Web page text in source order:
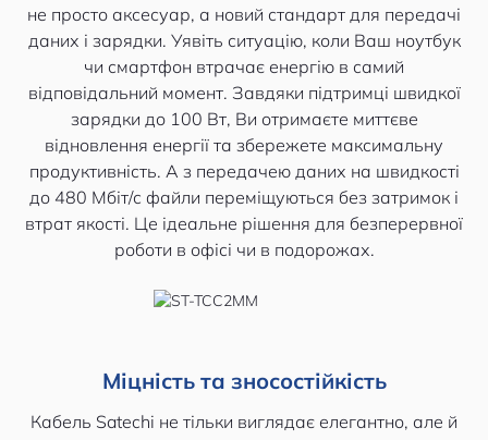
не просто аксесуар, а новий стандарт для передачі
даних і зарядки. Уявіть ситуацію, коли Ваш ноутбук
чи смартфон втрачає енергію в самий
відповідальний момент. Завдяки підтримці швидкої
зарядки до 100 Вт, Ви отримаєте миттєве
відновлення енергії та збережете максимальну
продуктивність. А з передачею даних на швидкості
до 480 Мбіт/с файли переміщуються без затримок і
втрат якості. Це ідеальне рішення для безперервної
роботи в офісі чи в подорожах.
Міцність та зносостійкість
Кабель Satechi не тільки виглядає елегантно, але й